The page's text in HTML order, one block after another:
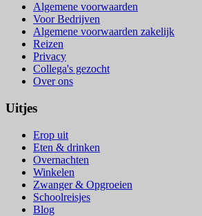
Algemene voorwaarden
Voor Bedrijven
Algemene voorwaarden zakelijk
Reizen
Privacy
Collega's gezocht
Over ons
Uitjes
Erop uit
Eten & drinken
Overnachten
Winkelen
Zwanger & Opgroeien
Schoolreisjes
Blog